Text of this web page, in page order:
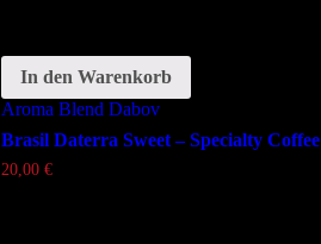
In den Warenkorb
Aroma Blend Dabov
Brasil Daterra Sweet – Specialty Coffee
20,00 €